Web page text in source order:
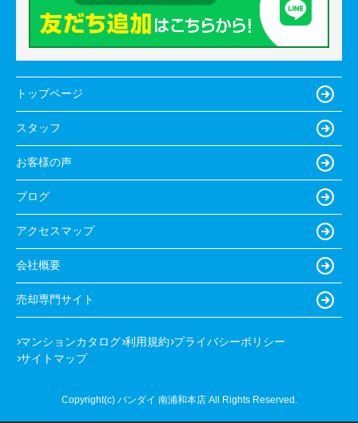
トップページ
スタッフ
お客様の声
ブログ
アクセスマップ
会社概要
売却専門サイト
マンションカタログ 利用規約 プライバシーポリシー
サイトマップ
Copyright(c) バンダイ 南浦和本店 All Rights Reserved.